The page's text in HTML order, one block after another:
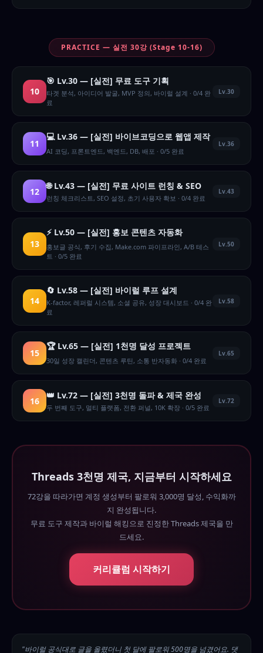
PRACTICE — 실전 30강 (Stage 10-16)
10
🎯 Lv.30 — [실전] 무료 도구 기획
타겟 분석, 아이디어 발굴, MVP 정의, 바이럴 설계 · 0/4 완
료
Lv.30
11
💻 Lv.36 — [실전] 바이브코딩으로 웹앱 제작
AI 코딩, 프론트엔드, 백엔드, DB, 배포 · 0/5 완료
Lv.36
12
🌐 Lv.43 — [실전] 무료 사이트 런칭 & SEO
런칭 체크리스트, SEO 설정, 초기 사용자 확보 · 0/4 완료
Lv.43
13
⚡ Lv.50 — [실전] 홍보 콘텐츠 자동화
홍보글 공식, 후기 수집, Make.com 파이프라인, A/B 테스
트 · 0/5 완료
Lv.50
14
🔄 Lv.58 — [실전] 바이럴 루프 설계
K-factor, 레퍼럴 시스템, 소셜 공유, 성장 대시보드 · 0/4 완
료
Lv.58
15
🏆 Lv.65 — [실전] 1천명 달성 프로젝트
30일 성장 캘린더, 콘텐츠 루틴, 소통 반자동화 · 0/4 완료
Lv.65
16
👑 Lv.72 — [실전] 3천명 돌파 & 제국 완성
두 번째 도구, 멀티 플랫폼, 전환 퍼널, 10K 확장 · 0/5 완료
Lv.72
Threads 3천명 제국, 지금부터 시작하세요
72강을 따라가면 계정 생성부터 팔로워 3,000명 달성, 수익화까
지 완성됩니다.
무료 도구 제작과 바이럴 해킹으로 진정한 Threads 제국을 만
드세요.
커리큘럼 시작하기
"바이럴 공식대로 글을 올렸더니 첫 달에 팔로워 500명을 넘겼어요. 댓